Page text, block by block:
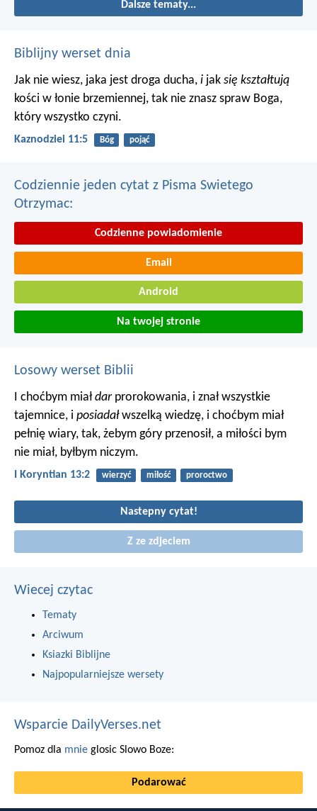
Dalsze tematy...
Biblijny werset dnia
Jak nie wiesz, jaka jest droga ducha, i jak się kształtują
kości w łonie brzemiennej, tak nie znasz spraw Boga,
który wszystko czyni.
Kaznodziei 11:5 Bóg pojąć
Codziennie jeden cytat z Pisma Swietego
Otrzymac:
Codzienne powiadomienie
Email
Android
Na twojej stronie
Losowy werset Biblii
I choćbym miałdarprorokowania, i znał wszystkie
tajemnice, i posiadałwszelką wiedzę, i choćbym miał
pełnię wiary, tak, żebym góry przenosił, a miłości bym
nie miał, byłbym niczym.
I Koryntian 13:2 wierzyć miłość proroctwo
Nastepny cytat!
Z ze zdjeciem
Wiecej czytac
Tematy
Arciwum
Ksiazki Biblijne
Najpopularniejsze wersety
Wsparcie DailyVerses.net
Pomoz dla mnie glosic Slowo Boze:
Podarować